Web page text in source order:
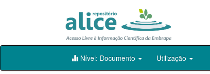
Skip
Nível: Documento Utilização